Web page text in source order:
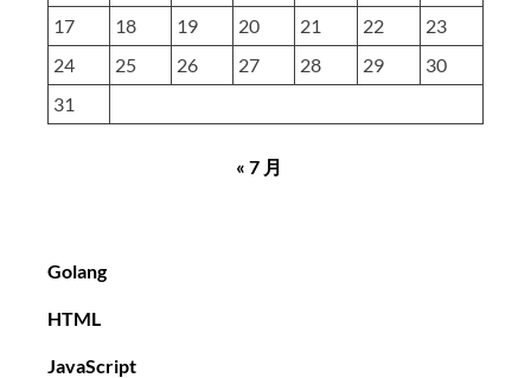
17
18 19 20 21 22
23
24
25 26 27 28 29
30
31
« 7 月
Golang
HTML
JavaScript